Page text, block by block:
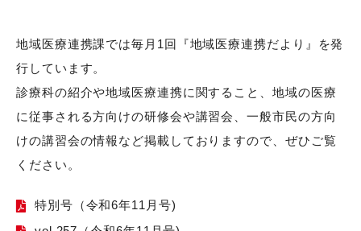
地域医療連携課では毎月1回『地域医療連携だより』を発
行しています。
診療科の紹介や地域医療連携に関すること、地域の医療
に従事される方向けの研修会や講習会、一般市民の方向
けの講習会の情報など掲載しておりますので、ぜひご覧
ください。
特別号（令和6年11月号)